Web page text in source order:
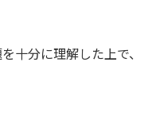
十分に理解した上で、